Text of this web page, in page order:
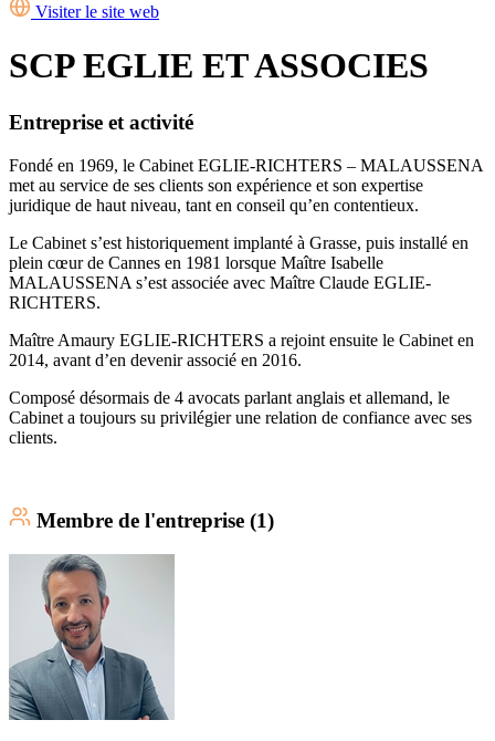
Visiter le site web
SCP EGLIE ET ASSOCIES
Entreprise et activité
Fondé en 1969, le Cabinet EGLIE-RICHTERS – MALAUSSENA
met au service de ses clients son expérience et son expertise
juridique de haut niveau, tant en conseil qu’en contentieux.
Le Cabinet s’est historiquement implanté à Grasse, puis installé en
plein cœur de Cannes en 1981 lorsque Maître Isabelle
MALAUSSENA s’est associée avec Maître Claude EGLIE-
RICHTERS.
Maître Amaury EGLIE-RICHTERS a rejoint ensuite le Cabinet en
2014, avant d’en devenir associé en 2016.
Composé désormais de 4 avocats parlant anglais et allemand, le
Cabinet a toujours su privilégier une relation de confiance avec ses
clients.
Membre de l'entreprise (1)